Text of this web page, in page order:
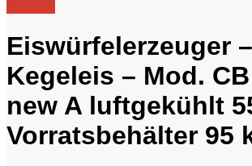
€ 1580,70.
Eiswürfelerzeuger –
Kegeleis – Mod.
new A luftgekühlt
Vorratsbehälter 95